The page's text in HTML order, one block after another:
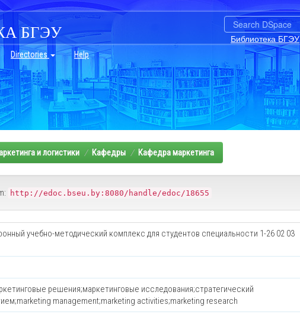
Библиотека БГЭУ
БГЭУ
Directories Help
и логистики Кафедры Кафедра маркетинга
http://edoc.bseu.by:8080/handle/edoc/18655
учебно-методический комплекс для студентов специальности 1-26 02 03
решения;маркетинговые исследования;стратегический
management;marketing activities;marketing research